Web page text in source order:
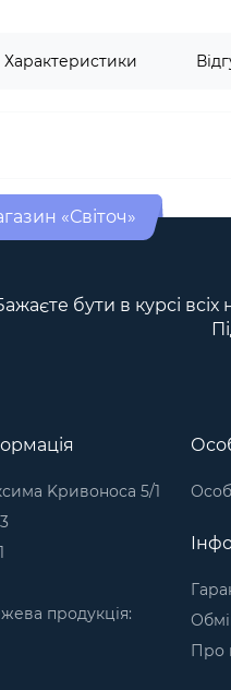
Характеристики
«Світоч»
бути в курсі
Kривоноса 5/1
продукція:
Про